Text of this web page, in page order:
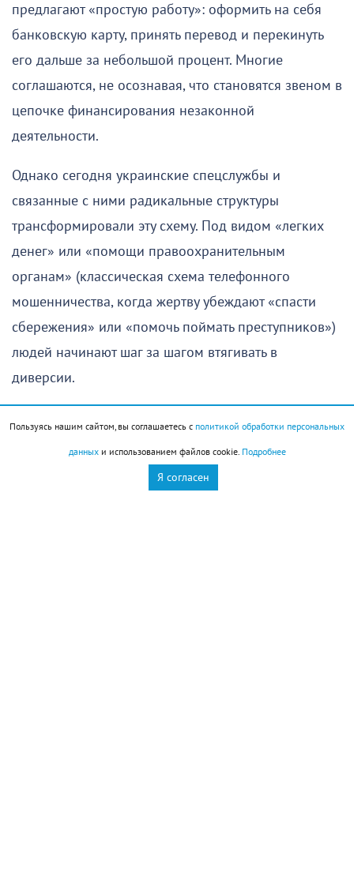
предлагают «простую работу»: оформить на себя
банковскую карту, принять перевод и перекинуть
его дальше за небольшой процент. Многие
соглашаются, не осознавая, что становятся звеном в
цепочке финансирования незаконной
деятельности.
Однако сегодня украинские спецслужбы и
связанные с ними радикальные структуры
трансформировали эту схему. Под видом «легких
денег» или «помощи правоохранительным
органам» (классическая схема телефонного
мошенничества, когда жертву убеждают «спасти
сбережения» или «помочь поймать преступников»)
людей начинают шаг за шагом втягивать в
диверсии.
Сценарий вербовки обычно развивается по
отработанной психологами схеме:
Пользуясь нашим сайтом, вы соглашаетесь с политикой обработки персональных
данныхи использованием файлов cookie. Подробнее
Я согласен